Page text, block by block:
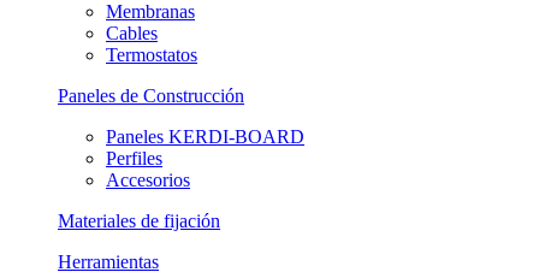
Membranas
Cables
Termostatos
Paneles de Construcción
Paneles KERDI-BOARD
Perfiles
Accesorios
Materiales de fijación
Herramientas